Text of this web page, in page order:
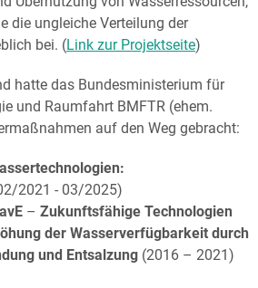
die ungleiche Verteilung der
bei. (Link zur Projektseite)
hatte das Bundesministerium für
und Raumfahrt BMFTR (ehem.
auf den Weg gebracht:
2021 - 03/2025)
– Zukunftsfähige Technologien
der Wasserverfügbarkeit durch
und Entsalzung (2016 – 2021)